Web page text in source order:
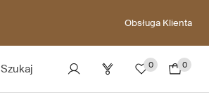
Obsługa Klienta
Szukaj 0 0